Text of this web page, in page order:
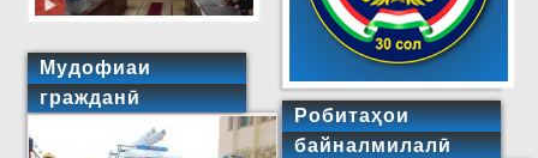
Мудофиаи
гражданӣ
Робитаҳои
байналмилалӣ